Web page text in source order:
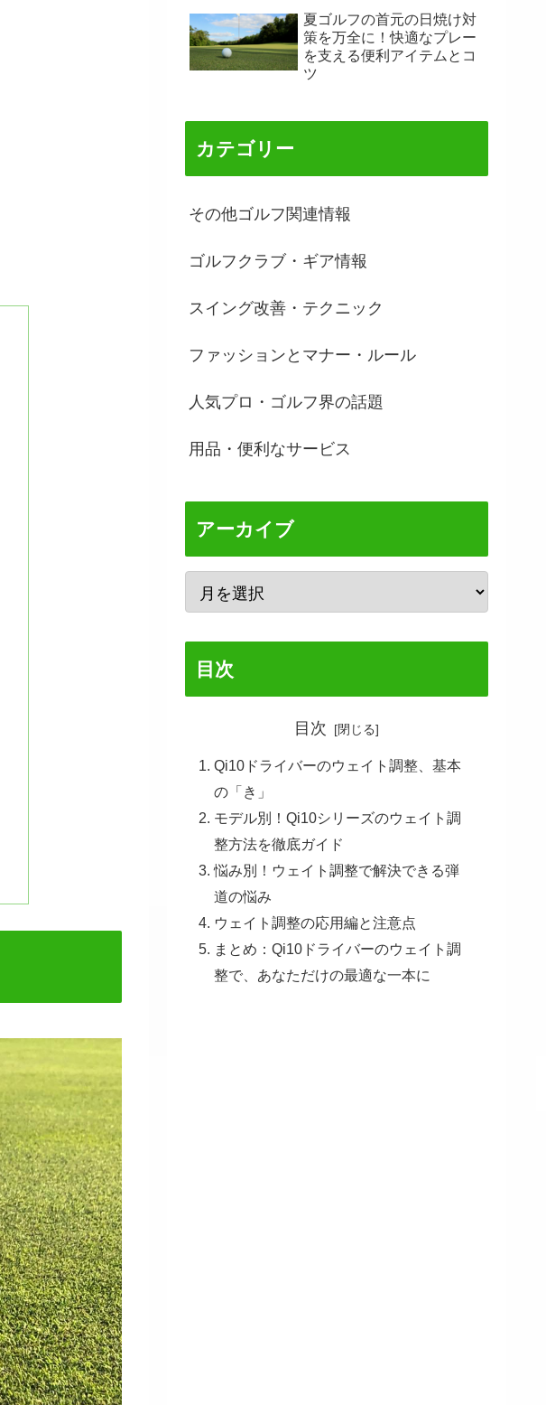
夏ゴルフの首元の日焼け対
策を万全に！快適なプレー
を支える便利アイテムとコ
ツ
カテゴリー
その他ゴルフ関連情報
ゴルフクラブ・ギア情報
スイング改善・テクニック
ファッションとマナー・ルール
人気プロ・ゴルフ界の話題
用品・便利なサービス
アーカイブ
目次
目次
Qi10ドライバーのウェイト調整、基本
の「き」
モデル別！Qi10シリーズのウェイト調
整方法を徹底ガイド
悩み別！ウェイト調整で解決できる弾
道の悩み
ウェイト調整の応用編と注意点
まとめ：Qi10ドライバーのウェイト調
整で、あなただけの最適な一本に